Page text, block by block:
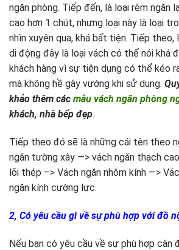
ngăn phòng. Tiếp đến, là loại rèm ngăn
cao hơn 1 chút, nhưng loại này là loại
nhìn xuyên qua, khá bất tiện. Tiếp theo,
di động đây là loại vách có thể nói khá
khách hàng vì sự tiện dụng có thể kéo
mà không hề gây vướng khi sử dụng.
khảo thêm các mẫu vách ngăn phòng
khách, nhà bếp đẹp.
Tiếp theo đó sẽ là những cái tên theo
ngăn tường xây —> vách ngăn thạch
lõi thép –> Vách ngăn nhôm kính —>
ngăn kính cường lực.
2, Có yêu cầu gì về sự phù hợp với đồ
Nếu bạn có yêu cầu về sự phù hợp cân